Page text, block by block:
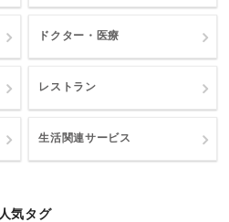
ドクター・医療
レストラン
生活関連サービス
人気タグ